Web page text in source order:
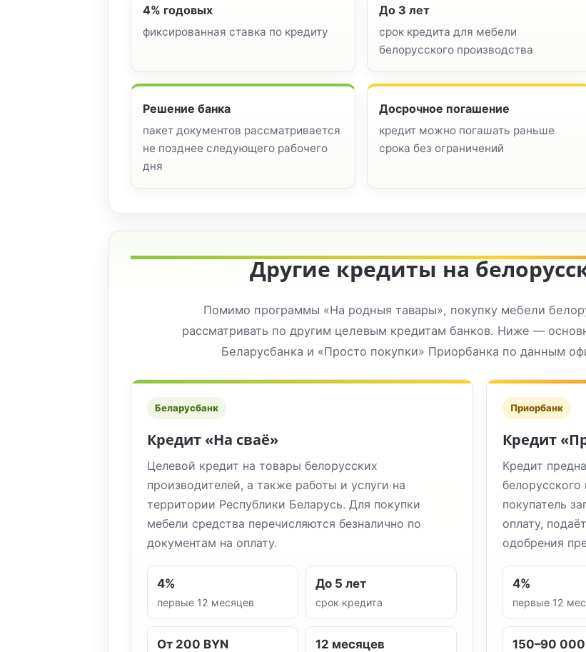
4% годовых
фиксированная ставка по кредиту
До 3 лет
срок кредита для мебели
белорусского производства
Решение банка
пакет документов рассматривается
не позднее следующего рабочего
дня
Досрочное погашение
кредит можно погашать раньше
срока без ограничений
Другие кредиты на
Помимо программы «На родныя тавары», покупку мебели
рассматривать по другим целевым кредитам банков. Ниже —
Беларусбанка и «Просто покупки» Приорбанка по данным
Беларусбанк
Кредит «На сваё»
Целевой кредит на товары белорусских
производителей, а также работы и услуги на
территории Республики Беларусь. Для покупки
мебели средства перечисляются безналично по
документам на оплату.
4%
первые 12 месяцев
До 5 лет
срок кредита
От 200 BYN 12 месяцев
Приорбанк
Кредит
Кредит
покупатель
оплату,
одобрения
4%
первые 12
150–90 000